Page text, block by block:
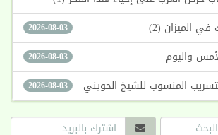
2026-08-03 الميزان (2)
2026-08-03 واليوم
2026-08-03 المنسوب للشيخ الحويني